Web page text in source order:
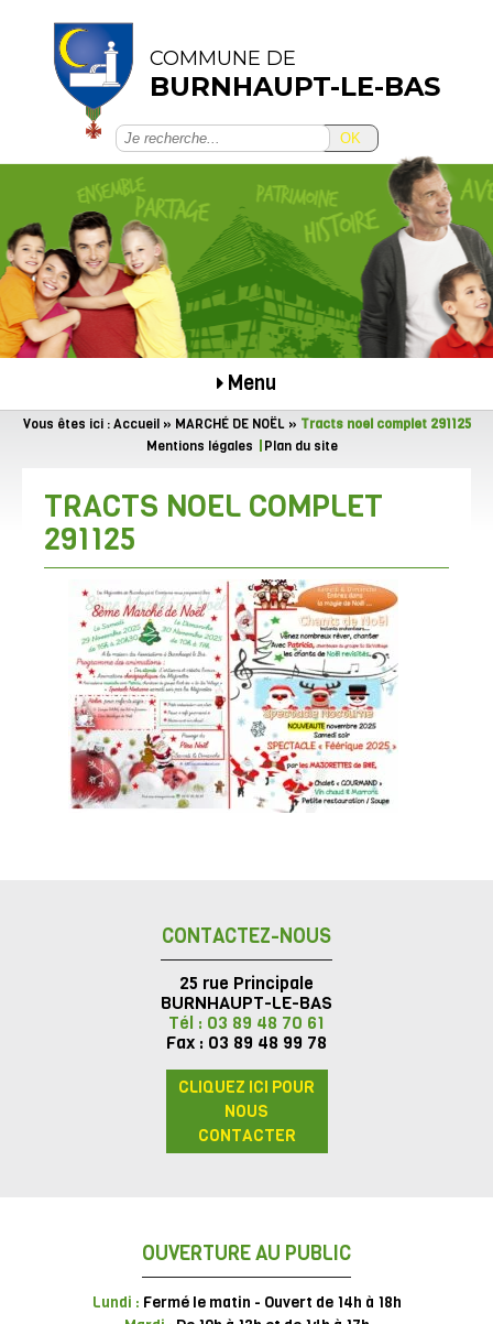
COMMUNE DE
BURNHAUPT-LE-BAS
OK
Menu
Vous êtes ici :Accueil» MARCHÉ DE NOËL» Tracts noel complet 291125
Mentions légales
Plan du site
TRACTS NOEL COMPLET
291125
CONTACTEZ-NOUS
25 rue Principale
BURNHAUPT-LE-BAS
Tél : 03 89 48 70 61
Fax : 03 89 48 99 78
CLIQUEZ ICI POUR
NOUS
CONTACTER
OUVERTURE AU PUBLIC
Lundi : Fermé le matin - Ouvert de 14h à 18h